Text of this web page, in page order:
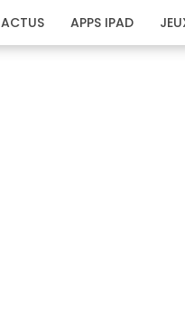
ACTUS APPS IPAD